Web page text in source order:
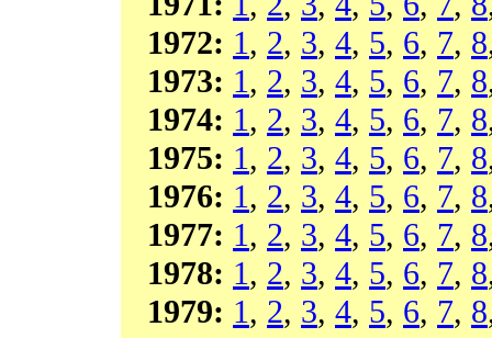
1972: 1, 2, 3, 4, 5, 6, 7, 8
1973: 1, 2, 3, 4, 5, 6, 7, 8
1974: 1, 2, 3, 4, 5, 6, 7, 8
1975: 1, 2, 3, 4, 5, 6, 7, 8
1976: 1, 2, 3, 4, 5, 6, 7, 8
1977: 1, 2, 3, 4, 5, 6, 7, 8
1978: 1, 2, 3, 4, 5, 6, 7, 8
1979: 1, 2, 3, 4, 5, 6, 7, 8